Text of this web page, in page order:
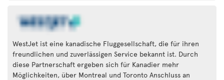
WestJet ist eine kanadische Fluggesellschaft, die für ihren
freundlichen und zuverlässigen Service bekannt ist. Durch
diese Partnerschaft ergeben sich für Kanadier mehr
Möglichkeiten, über Montreal und Toronto Anschluss an